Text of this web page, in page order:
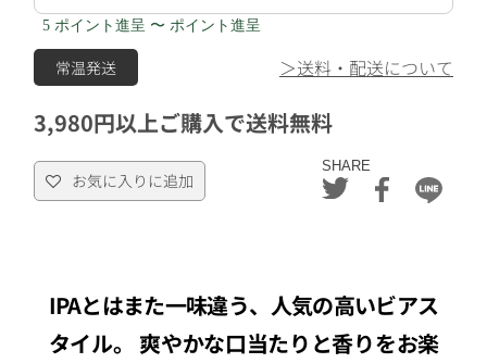
5 ポイント進呈 〜 ポイント進呈
常温発送 ＞送料・配送について
3,980円以上ご購入で送料無料
お気に入りに追加
SHARE
IPAとはまた一味違う、人気の高いビアス
タイル。 爽やかな口当たりと香りをお楽